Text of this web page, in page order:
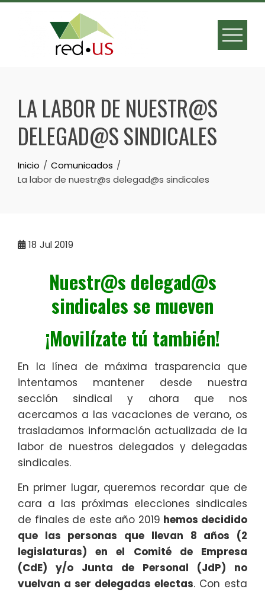
Skip
LA LABOR DE NUESTR@S
DELEGAD@S SINDICALES
Inicio
Comunicados
La labor de nuestr@s delegad@s sindicales
18 Jul 2019
Nuestr@s delegad@s
sindicales se mueven
¡Movilízate tú también!
En la línea de máxima trasparencia que
intentamos mantener desde nuestra
sección sindical y ahora que nos
acercamos a las vacaciones de verano, os
trasladamos información actualizada de la
labor de nuestros delegados y delegadas
sindicales.
En primer lugar, queremos recordar que de
cara a las próximas elecciones sindicales
de finales de este año 2019 hemos decidido
que las personas que llevan 8 años (2
legislaturas) en el Comité de Empresa
(CdE) y/o Junta de Personal (JdP) no
vuelvan a ser delegadas electas. Con esta